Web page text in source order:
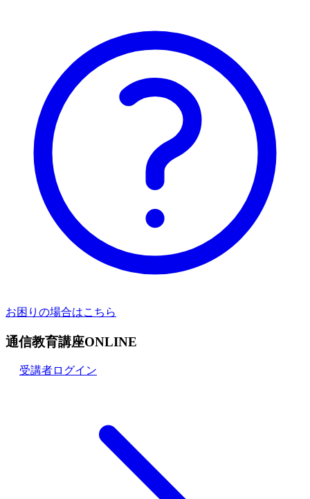
お困りの場合はこちら
通信教育講座ONLINE
受講者ログイン